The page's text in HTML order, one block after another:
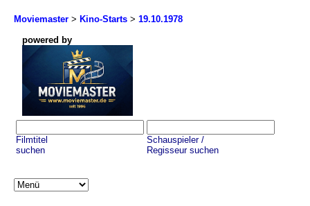
Moviemaster > Kino-Starts > 19.10.1978
powered by
Filmtitel
suchen
Schauspieler /
Regisseur suchen